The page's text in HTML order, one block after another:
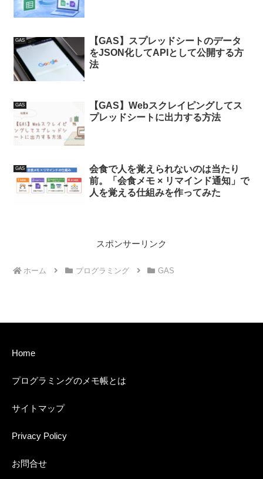
GAS
【GAS】スプレッドシートのデータ
をJSON化してAPIとして公開する方
法
GAS
【GAS】Webスクレイピングしてス
プレッドシートに出力する方法
GAS
会食で人を覚えられないのは当たり
前。「会食メモ × リマインド通知」で
人を覚える仕組みを作ってみた
スポンサーリンク
ホーム プログラミング GAS
Home
プログラミングのメモ帳とは
サイトマップ
Privacy Policy
お問合せ